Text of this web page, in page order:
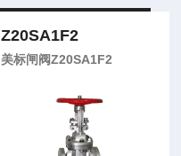
Z20SA1F2
美标闸阀Z20SA1F2